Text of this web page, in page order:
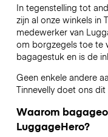
In tegenstelling tot
zijn al onze winkels in
medewerker van
om borgzegels toe te
bagagestuk en is de
Geen enkele andere
Tinnevellydoet ons dit
Waarom
LuggageHero?